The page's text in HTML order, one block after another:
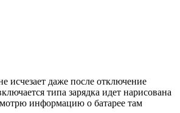
исчезает даже после отключение
типа зарядка идет нарисована
информацию о батарее там